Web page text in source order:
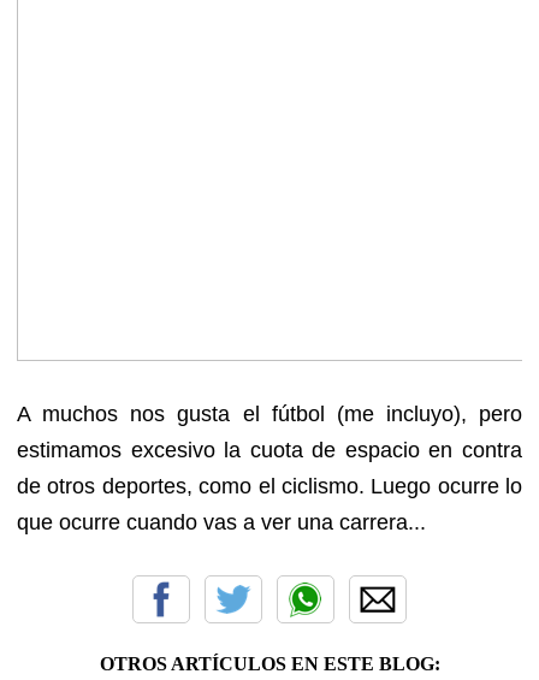
A muchos nos gusta el fútbol (me incluyo), pero
estimamos excesivo la cuota de espacio en contra
de otros deportes, como el ciclismo. Luego ocurre lo
que ocurre cuando vas a ver una carrera...
OTROS ARTÍCULOS EN ESTE BLOG: